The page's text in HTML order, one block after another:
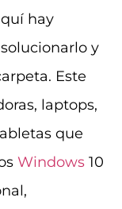
hay
y
Este
laptops,
que
Windows10